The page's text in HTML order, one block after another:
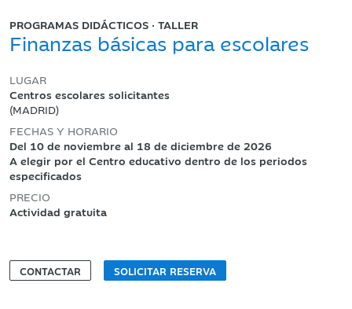
PROGRAMAS DIDÁCTICOS · TALLER
Finanzas básicas para escolares
LUGAR
Centros escolares solicitantes
(MADRID)
FECHAS Y HORARIO
Del 10 de noviembre al 18 de diciembre de 2026
A elegir por el Centro educativo dentro de los periodos
especificados
PRECIO
Actividad gratuita
CONTACTAR SOLICITAR RESERVA